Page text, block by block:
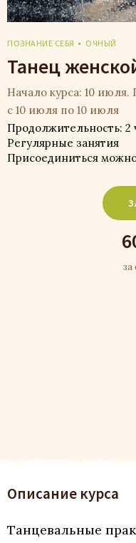
ПОЗНАНИЕ СЕБЯ ОЧНЫЙ
Танец
Начало курса: 10 июля.
с 10 июля по 10 июля
за
Продолжительность: 2
Регулярные занятия
Присоединиться
Описание курса
Танцевальные